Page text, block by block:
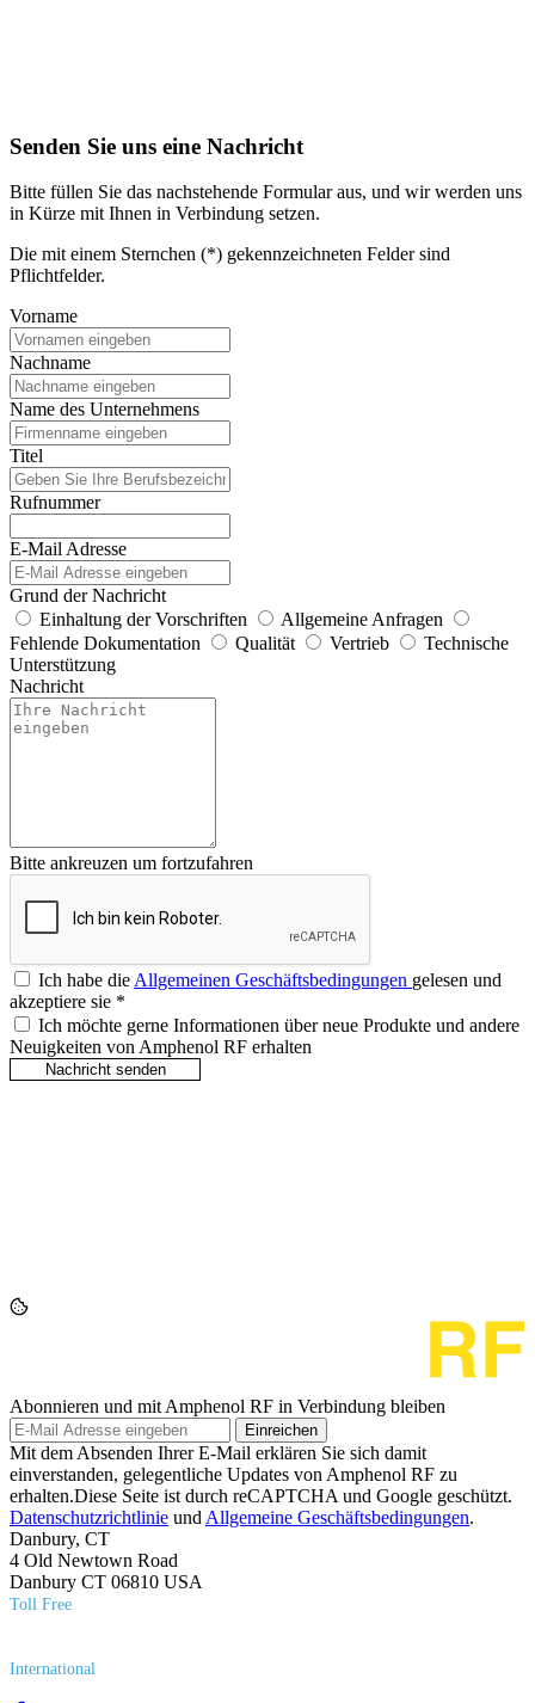
Senden Sie uns eine Nachricht
Bitte füllen Sie das nachstehende Formular aus, und wir werden uns
in Kürze mit Ihnen in Verbindung setzen.
Die mit einem Sternchen (*) gekennzeichneten Felder sind
Pflichtfelder.
Vorname
Nachname
Name des Unternehmens
Titel
Rufnummer
E-Mail Adresse
Grund der Nachricht
Einhaltung der Vorschriften
Allgemeine Anfragen
Fehlende Dokumentation
Qualität Vertrieb
Technische
Unterstützung
Nachricht
Bitte ankreuzen um fortzufahren
Ich habe die Allgemeinen Geschäftsbedingungen gelesen und
akzeptiere sie *
Ich möchte gerne Informationen über neue Produkte und andere
Neuigkeiten von Amphenol RF erhalten
Abonnieren und mit Amphenol RF in Verbindung bleiben
Einreichen
Mit dem Absenden Ihrer E-Mail erklären Sie sich damit
einverstanden, gelegentliche Updates von Amphenol RF zu
erhalten.Diese Seite ist durch reCAPTCHA und Google geschützt.
Datenschutzrichtlinie und Allgemeine Geschäftsbedingungen.
Danbury, CT
4 Old Newtown Road
Danbury CT 06810 USA
Toll Free
International